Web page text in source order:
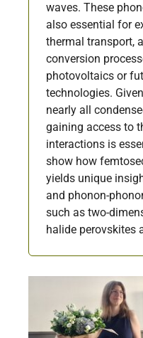
waves. These
also essential for
thermal transport,
conversion
photovoltaics or
technologies.
nearly all
gaining access to
interactions is
show how
yields unique
and phonon-
such as two-
halide perovskites